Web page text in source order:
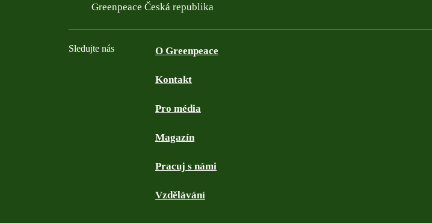
Greenpeace Česká republika
Sledujte nás O Greenpeace
Kontakt
Pro média
Magazín
Pracuj s námi
Vzdělávání